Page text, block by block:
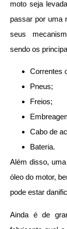
moto seja
passar por uma
seus
sendo os
Correntes
Pneus;
Freios;
Cabo de
Bateria.
Além disso,
óleo do motor,
pode estar
Ainda é de